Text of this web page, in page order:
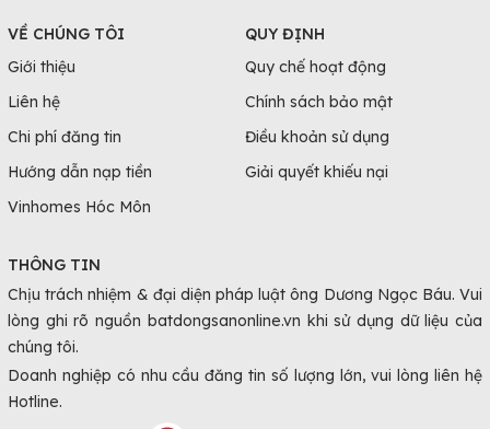
VỀ CHÚNG TÔI
Giới thiệu
Liên hệ
Chi phí đăng tin
Hướng dẫn nạp tiền
Vinhomes Hóc Môn
QUY ĐỊNH
Quy chế hoạt động
Chính sách bảo mật
Điều khoản sử dụng
Giải quyết khiếu nại
THÔNG TIN
Chịu trách nhiệm & đại diện pháp luật ông Dương Ngọc Báu. Vui
lòng ghi rõ nguồn batdongsanonline.vn khi sử dụng dữ liệu của
chúng tôi.
Doanh nghiệp có nhu cầu đăng tin số lượng lớn, vui lòng liên hệ
Hotline.